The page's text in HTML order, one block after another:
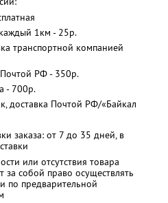
1км - 25р.
транспортной компанией
РФ - 350p.
- 700р.
доставка Почтой РФ/«Байкал
заказа: от 7 до 35 дней, в
или отсутствия товара
за собой право осуществлять
по предварительной